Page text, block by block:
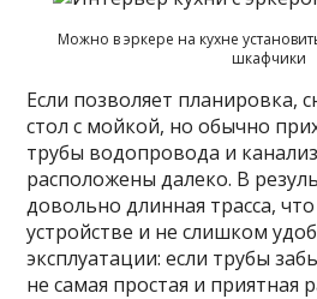
Можно в эркере на кухне
шкафчики
Если позволяет планировка,
стол с мойкой, но обычно
трубы водопровода и
расположены далеко. В
довольно длинная трасса,
устройстве и не слишком
эксплуатации: если трубы
не самая простая и приятная